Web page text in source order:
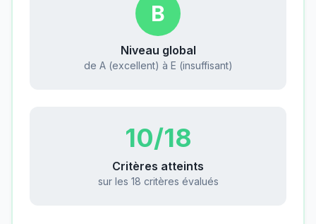
B
Niveau global
de A (excellent) à E (insuffisant)
10/18
Critères atteints
sur les 18 critères évalués